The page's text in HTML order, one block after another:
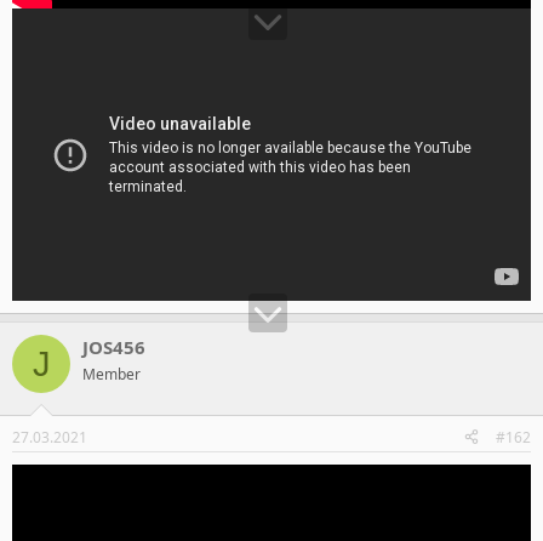
J JOS456
Member
27.03.2021 #162